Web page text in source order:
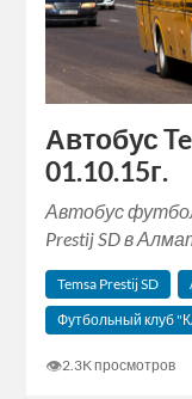
Автобус
01.10.15г.
Автобус
Prestij SD в
Temsa Prestij SD
Футбольный клуб
👁2.3K просмотров